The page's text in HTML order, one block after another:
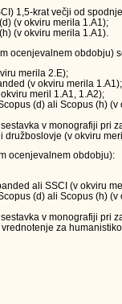
1,5-krat večji od
(v okviru merila 1.A1);
(v okviru merila 1.A1).
ocenjevalnem obdobju)
merila 2.E);
(v okviru merila 1.A1);
meril 1.A1, 1.A2);
(d) ali Scopus (h) (v
v monografiji pri
(v okviru
ocenjevalnem obdobju):
ali SSCI (v okviru
(d) ali Scopus (h) (v
v monografiji pri
za